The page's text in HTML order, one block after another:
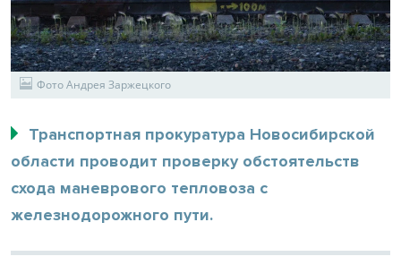
Фото Андрея Заржецкого
Транспортная прокуратура Новосибирской
области проводит проверку обстоятельств
схода маневрового тепловоза с
железнодорожного пути.